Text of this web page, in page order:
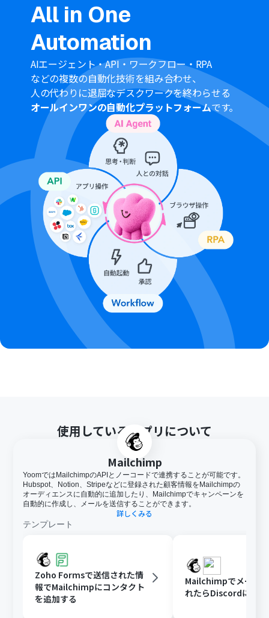
トリガーは5分、10分、15分、30分、60分の間隔で起動
間隔を選択できます。
プランによって最短の起動間隔が異なりますので、ご注意
ください。
All in One
Automation
AIエージェント・API・ワークフロー・RPA
などの複数の自動化技術を組み合わせ、
人の代わりに退屈なデスクワークを終わらせる
オールインワンの自動化プラットフォームです。
使用しているアプリについて
Mailchimp
YoomではMailchimpのAPIとノーコードで連携することが可能です。
Hubspot、Notion、Stripeなどに登録された顧客情報をMailchimpの
オーディエンスに自動的に追加したり、Mailchimpでキャンペーンを
自動的に作成し、メールを送信することができます。
詳しくみる
テンプレート
Zoho Formsで送信された情
報でMailchimpにコンタクト
を追加する
Mailchimpでメール
れたらDiscordに通